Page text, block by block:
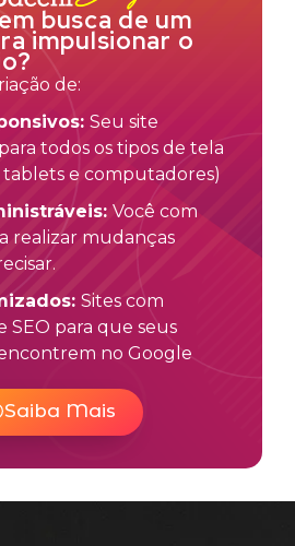
busca de um
impulsionar o
de:
Seu site
todos os tipos de tela
tablets e computadores)
Você com
realizar mudanças
Sites com
SEO para que seus
no Google
Saiba Mais